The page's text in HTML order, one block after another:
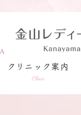
クリニック案内
Clinic